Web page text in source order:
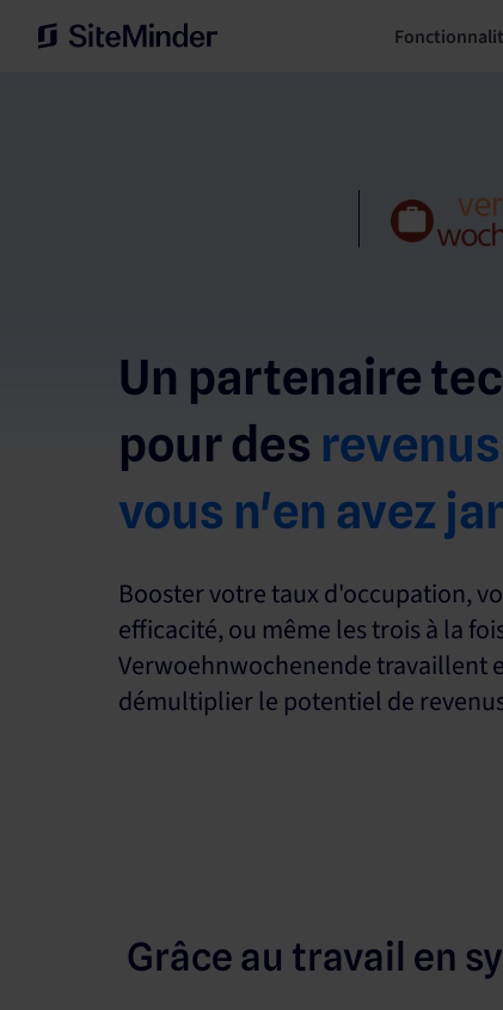
Un partenaire
pour des
vous n'en avez
Booster votre taux d'occupation,
efficacité, ou même les trois à la
Verwoehnwochenende travaillent
démultiplier le potentiel de
Grâce au travail en